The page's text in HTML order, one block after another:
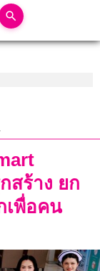
สร้าง ยก
เพื่อคน